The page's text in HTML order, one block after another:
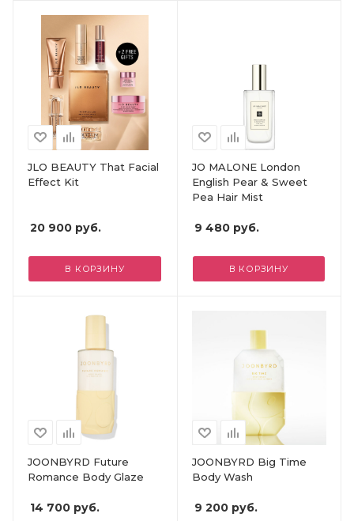
JLO BEAUTY That Facial
Effect Kit
20 900 руб.
В КОРЗИНУ
JO MALONE London
English Pear & Sweet
Pea Hair Mist
9 480руб.
В КОРЗИНУ
JOONBYRD Future
Romance Body Glaze
14 700 руб.
JOONBYRD Big Time
Body Wash
9 200руб.